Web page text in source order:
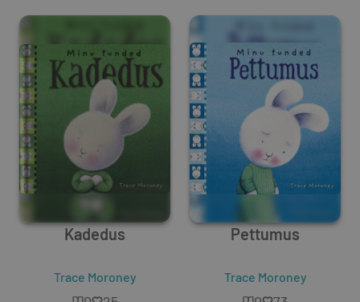
Kadedus
Trace Moroney
Pettumus
Trace Moroney